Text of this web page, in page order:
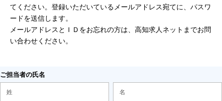
てください。登録いただいているメールアドレス宛てに、パスワ
ードを送信します。
メールアドレスとＩＤをお忘れの方は、高知求人ネットまでお問
い合わせください。
ご担当者の氏名